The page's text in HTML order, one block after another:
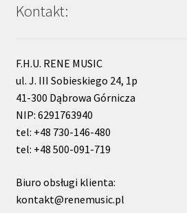
Kontakt:
F.H.U. RENE MUSIC
ul. J. III Sobieskiego 24, 1p
41-300 Dąbrowa Górnicza
NIP: 6291763940
tel: +48 730-146-480
tel: +48 500-091-719
Biuro obsługi klienta:
kontakt@renemusic.pl